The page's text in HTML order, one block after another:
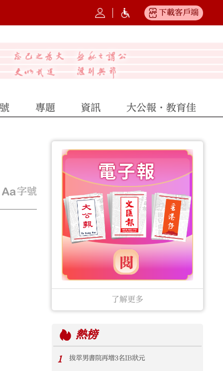
下載客戶端
專題 資訊 大公報·教育佳
字號
了解更多
熱榜
1 拔萃男書院再增3名IB狀元